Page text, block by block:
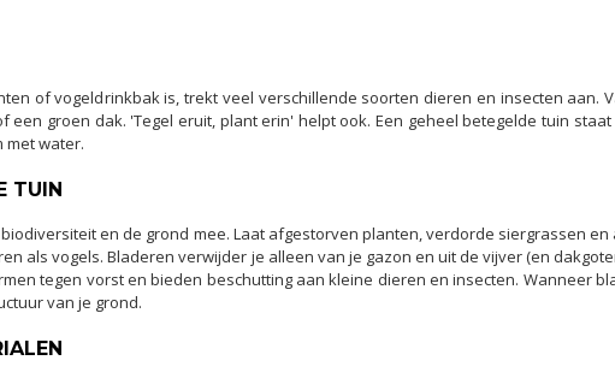
of vogeldrinkbak is, trekt veel verschillende soorten dieren en insecten aan.
groen dak. 'Tegel eruit, plant erin' helpt ook. Een geheel betegelde tuin
met water.
TUIN
en de grond mee. Laat afgestorven planten, verdorde siergrassen
als vogels. Bladeren verwijder je alleen van je gazon en uit de vijver (en
tegen vorst en bieden beschutting aan kleine dieren en insecten. Wanneer
van je grond.